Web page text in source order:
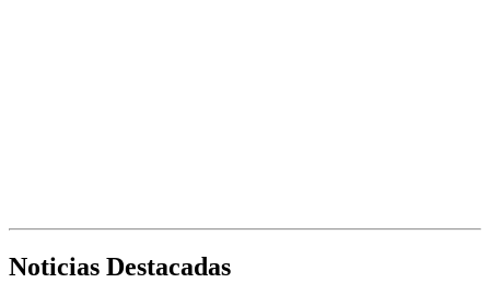
Noticias Destacadas